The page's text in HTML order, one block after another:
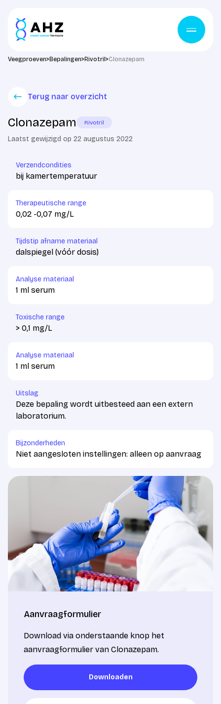
Veegproeven> Bepalingen> Rivotril >Clonazepam
Terug naar overzicht
Clonazepam Rivotril
Laatst gewijzigd op 22 augustus 2022
Verzendcondities
bij kamertemperatuur
Therapeutische range
0,02 -0,07 mg/L
Tijdstip afname materiaal
dalspiegel (vóór dosis)
Analyse materiaal
1 ml serum
Toxische range
> 0,1 mg/L
Analyse materiaal
1 ml serum
Uitslag
Deze bepaling wordt uitbesteed aan een extern
laboratorium.
Bijzonderheden
Niet aangesloten instellingen: alleen op aanvraag
Aanvraagformulier
Download via onderstaande knop het
aanvraagformulier van Clonazepam.
Downloaden